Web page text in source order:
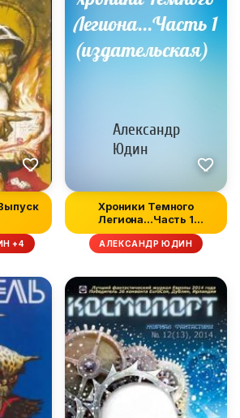
+4
Хроники Темного
Легиона...Часть 1
(издательская)
АЛЕКСАНДР ЮДИН